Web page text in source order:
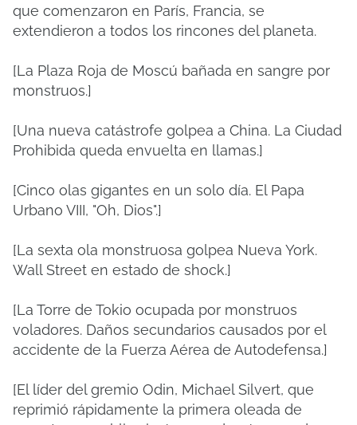
que comenzaron en París, Francia, se
extendieron a todos los rincones del planeta.
[La Plaza Roja de Moscú bañada en sangre por
monstruos.]
[Una nueva catástrofe golpea a China. La Ciudad
Prohibida queda envuelta en llamas.]
[Cinco olas gigantes en un solo día. El Papa
Urbano VIII, "Oh, Dios".]
[La sexta ola monstruosa golpea Nueva York.
Wall Street en estado de shock.]
[La Torre de Tokio ocupada por monstruos
voladores. Daños secundarios causados ​​por el
accidente de la Fuerza Aérea de Autodefensa.]
[El líder del gremio Odin, Michael Silvert, que
reprimió rápidamente la primera oleada de